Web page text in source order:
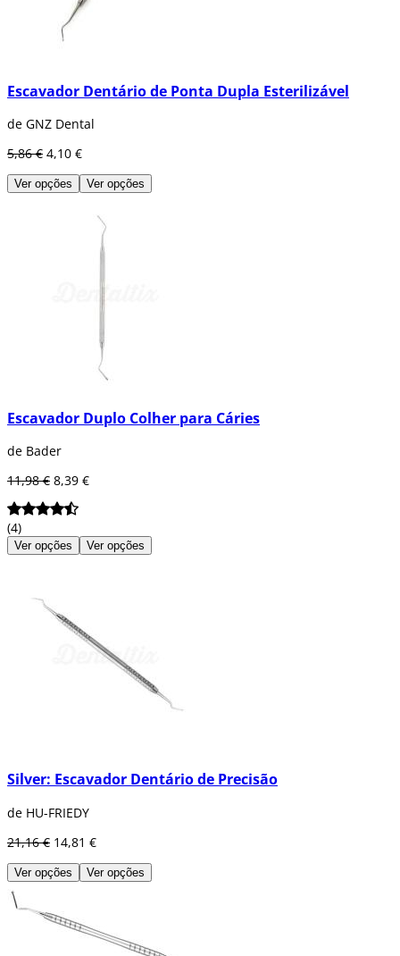
Escavador Dentário de Ponta Dupla Esterilizável
de GNZ Dental
5,86 € 4,10 €
Ver opções Ver opções
Escavador Duplo Colher para Cáries
de Bader
11,98 € 8,39 €
(4)
Ver opções Ver opções
Silver: Escavador Dentário de Precisão
de HU-FRIEDY
21,16 € 14,81 €
Ver opções Ver opções